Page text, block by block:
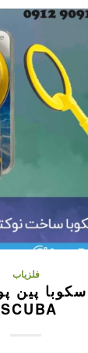
فلزیاب
SCUBA)